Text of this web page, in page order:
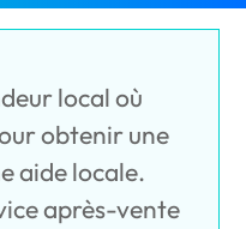
local où
obtenir une
aide locale.
après-vente